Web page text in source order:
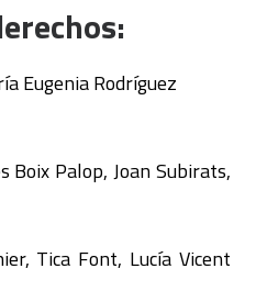
Eugenia Rodríguez
Boix Palop, Joan Subirats,
Tica Font, Lucía Vicent